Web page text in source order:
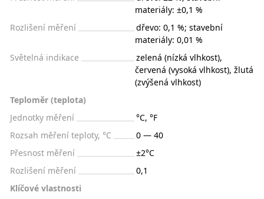
materiály: ±0,1 %
Rozlišení měření
dřevo: 0,1 %; stavební
materiály: 0,01 %
Světelná indikace
zelená (nízká vlhkost),
červená (vysoká vlhkost), žlutá
(zvýšená vlhkost)
Teploměr (teplota)
Jednotky měření
°C, °F
Rozsah měření teploty, °С
0 — 40
Přesnost měření
±2°C
Rozlišení měření
0,1
Klíčové vlastnosti